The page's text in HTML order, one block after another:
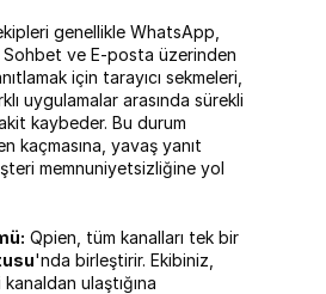
genellikle WhatsApp,
Sohbet ve E-posta üzerinden
için tarayıcı sekmeleri,
uygulamalar arasında sürekli
kaybeder. Bu durum
kaçmasına, yavaş yanıt
memnuniyetsizliğine yol
'nda birleştirir. Ekibiniz,
ulaştığına